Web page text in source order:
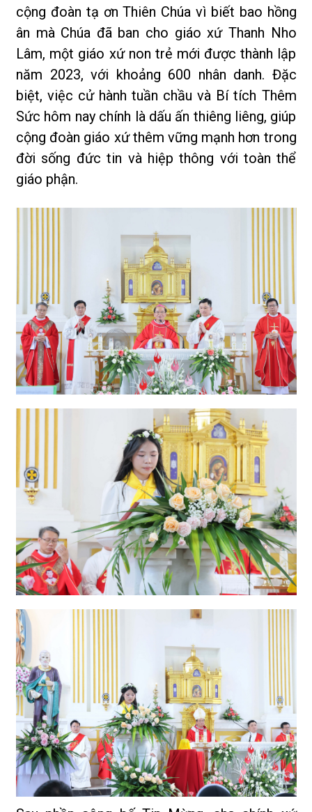
cộng đoàn tạ ơn Thiên Chúa vì biết bao hồng
ân mà Chúa đã ban cho giáo xứ Thanh Nho
Lâm, một giáo xứ non trẻ mới được thành lập
năm 2023, với khoảng 600 nhân danh. Đặc
biệt, việc cử hành tuần chầu và Bí tích Thêm
Sức hôm nay chính là dấu ấn thiêng liêng, giúp
cộng đoàn giáo xứ thêm vững mạnh hơn trong
đời sống đức tin và hiệp thông với toàn thể
giáo phận.